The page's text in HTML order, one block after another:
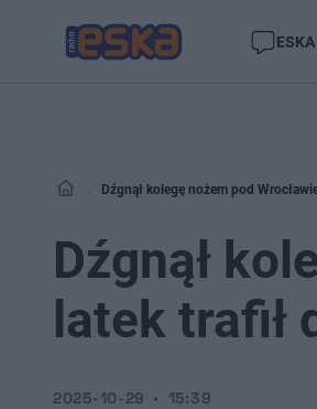
Dźgnął kolegę nożem pod
Dźgnął
latek trafił
2025-10-29 15:39